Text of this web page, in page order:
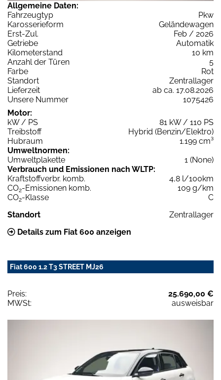
Allgemeine Daten:
Fahrzeugtyp
Pkw
Karosserieform
Geländewagen
Erst-Zul.
Feb / 2026
Getriebe
Automatik
Kilometerstand
10 km
Anzahl der Türen
5
Farbe
Rot
Standort
Zentrallager
Lieferzeit
ab ca. 17.08.2026
Unsere Nummer
1075426
Motor:
kW / PS
81 kW / 110 PS
Treibstoff
Hybrid (Benzin/Elektro)
Hubraum
1.199 cm³
Umweltnormen:
Umweltplakette
1 (None)
Verbrauch und Emissionen nach WLTP:
Kraftstoffverbr. komb.
4,8 l/100km
CO2-Emissionen komb.
109 g/km
CO2-Klasse
C
Standort
Zentrallager
Details zum Fiat 600 anzeigen
Fiat 600 1.2 T3 STREET MJ26
Preis:
25.690,00 €
MWSt:
ausweisbar